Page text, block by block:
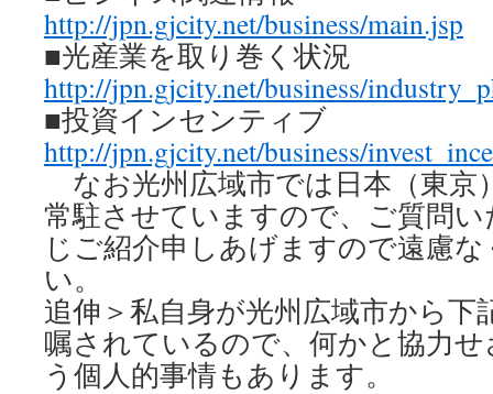
http://jpn.gjcity.net/business/main.jsp
■光産業を取り巻く状況
http://jpn.gjcity.net/business/
■投資インセンティブ
http://jpn.gjcity.net/business/
なお光州広域市では日本（東京
常駐させていますので、ご質問
じご紹介申しあげますので遠慮
い。
追伸＞私自身が光州広域市から下
嘱されているので、何かと協力
う個人的事情もあります。